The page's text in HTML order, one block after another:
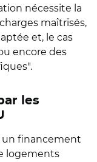
nécessite la
maîtrisés,
et, le cas
encore des
les
un financement
logements